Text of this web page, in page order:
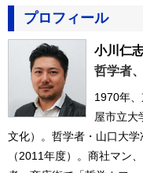
プロフィール
小川仁
哲学者
1970年
屋市立大
文化）。哲学者・山口大
（2011年度）。商社マン